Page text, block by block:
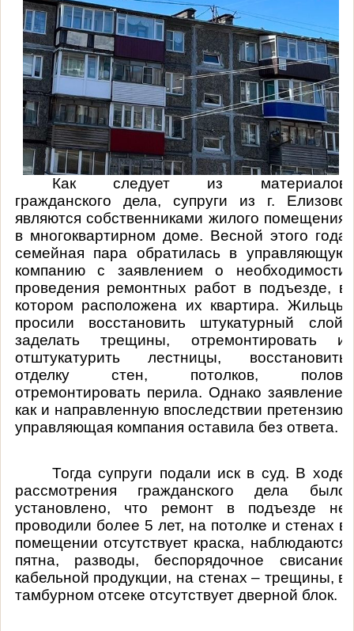
Как следует из материалов
гражданского дела, супруги из г. Елизово
являются собственниками жилого помещения
в многоквартирном доме. Весной этого года
семейная пара обратилась в управляющую
компанию с заявлением о необходимости
проведения ремонтных работ в подъезде, в
котором расположена их квартира. Жильцы
просили восстановить штукатурный слой,
заделать трещины, отремонтировать и
отштукатурить лестницы, восстановить
отделку стен, потолков, полов,
отремонтировать перила. Однако заявление,
как и направленную впоследствии претензию,
управляющая компания оставила без ответа.
Тогда супруги подали иск в суд. В ходе
рассмотрения гражданского дела было
установлено, что ремонт в подъезде не
проводили более 5 лет, на потолке и стенах в
помещении отсутствует краска, наблюдаются
пятна, разводы, беспорядочное свисание
кабельной продукции, на стенах – трещины, в
тамбурном отсеке отсутствует дверной блок.